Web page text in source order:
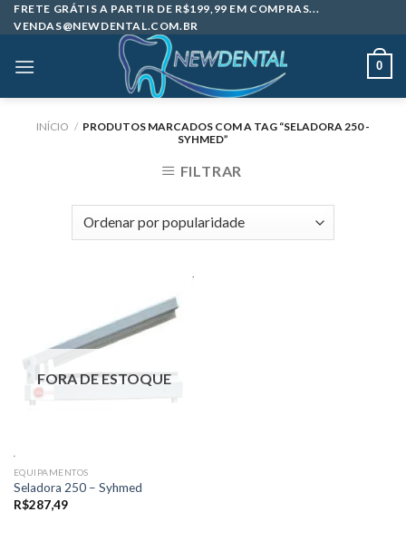
Skip
to
FRETE GRÁTIS A PARTIR DE R$199,99 EM COMPRAS...
VENDAS@NEWDENTAL.COM.BR
0
INÍCIO / PRODUTOS MARCADOS COM A TAG “SELADORA 250 -
SYHMED”
FILTRAR
FORA DE ESTOQUE
EQUIPAMENTOS
Seladora 250 – Syhmed
R$287,49